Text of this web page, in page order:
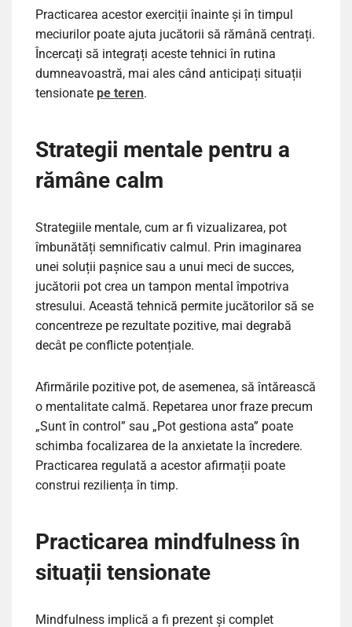
Practicarea acestor exerciții înainte și în timpul
meciurilor poate ajuta jucătorii să rămână centrați.
Încercați să integrați aceste tehnici în rutina
dumneavoastră, mai ales când anticipați situații
tensionate pe teren.
Strategii mentale pentru a
rămâne calm
Strategiile mentale, cum ar fi vizualizarea, pot
îmbunătăți semnificativ calmul. Prin imaginarea
unei soluții pașnice sau a unui meci de succes,
jucătorii pot crea un tampon mental împotriva
stresului. Această tehnică permite jucătorilor să se
concentreze pe rezultate pozitive, mai degrabă
decât pe conflicte potențiale.
Afirmările pozitive pot, de asemenea, să întărească
o mentalitate calmă. Repetarea unor fraze precum
„Sunt în control” sau „Pot gestiona asta” poate
schimba focalizarea de la anxietate la încredere.
Practicarea regulată a acestor afirmații poate
construi reziliența în timp.
Practicarea mindfulness în
situații tensionate
Mindfulness implică a fi prezent și complet